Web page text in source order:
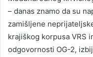
– danas znamo da su
zamišljene
krajiškog korpusa VRS
odgovornosti OG-2,